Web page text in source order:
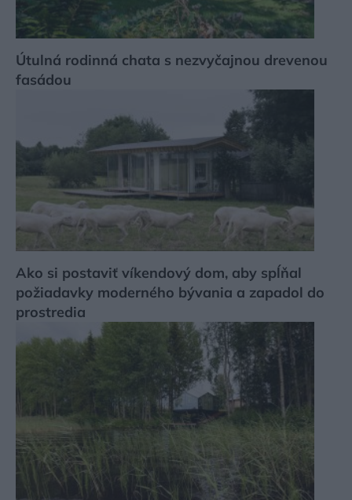
Útulná rodinná chata s nezvyčajnou drevenou
fasádou
Ako si postaviť víkendový dom, aby spĺňal
požiadavky moderného bývania a zapadol do
prostredia